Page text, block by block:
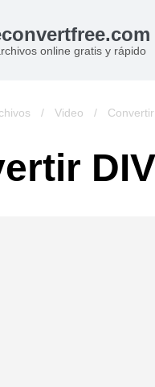
online gratis y rápido
/ Video /